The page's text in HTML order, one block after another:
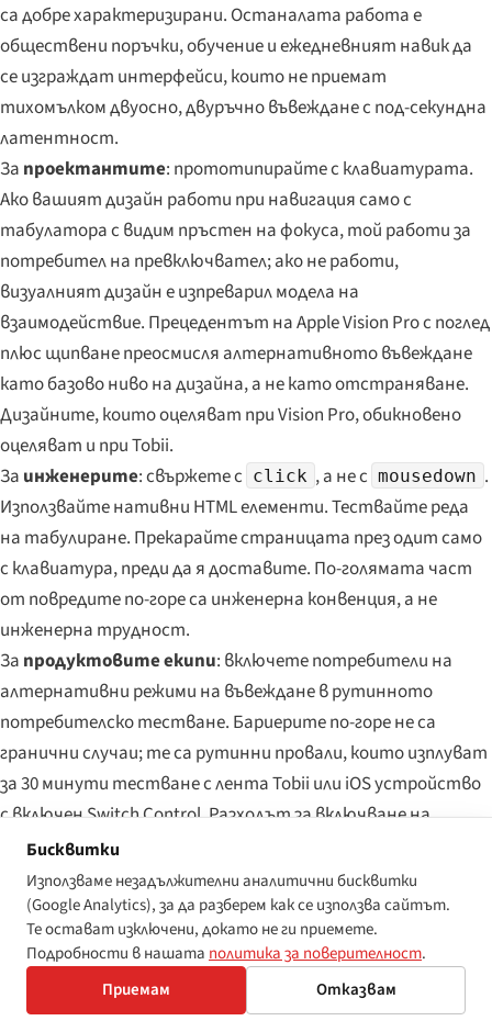
са добре характеризирани. Останалата работа е
обществени поръчки, обучение и ежедневният навик да
се изграждат интерфейси, които не приемат
тихомълком двуосно, двуръчно въвеждане с под-секундна
латентност.
За проектантите: прототипирайте с клавиатурата.
Ако вашият дизайн работи при навигация само с
табулатора с видим пръстен на фокуса, той работи за
потребител на превключвател; ако не работи,
визуалният дизайн е изпреварил модела на
взаимодействие. Прецедентът на Apple Vision Pro с поглед
плюс щипване преосмисля алтернативното въвеждане
като базово ниво на дизайна, а не като отстраняване.
Дизайните, които оцеляват при Vision Pro, обикновено
оцеляват и при Tobii.
За инженерите: свържете с click , а не с mousedown .
Използвайте нативни HTML елементи. Тествайте реда
на табулиране. Прекарайте страницата през одит само
с клавиатура, преди да я доставите. По-голямата част
от повредите по-горе са инженерна конвенция, а не
инженерна трудност.
За продуктовите екипи: включете потребители на
алтернативни режими на въвеждане в рутинното
потребителско тестване. Бариерите по-горе не са
гранични случаи; те са рутинни провали, които изплуват
за 30 минути тестване с лента Tobii или iOS устройство
с включен Switch Control. Разходът за включване на
режима в плана за тестване е малък. Разходът да не се
включи се проявява като описаната по-горе повреда,
доставена в мащаб, на популация, чиито възможности
вече са тесни.
Уебът работи, когато приеме, че кликването не е
универсалният глагол. Потребителката с лента Tobii,
Бисквитки
Използваме незадължителни аналитични бисквитки
(Google Analytics), за да разберем как се използва сайтът.
Те остават изключени, докато не ги приемете.
Подробности в нашата политика за поверителност.
Приемам
Отказвам